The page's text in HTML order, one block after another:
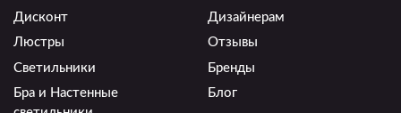
Дисконт
Люстры
Светильники
Бра и Настенные
Дизайнерам
Отзывы
Бренды
Блог